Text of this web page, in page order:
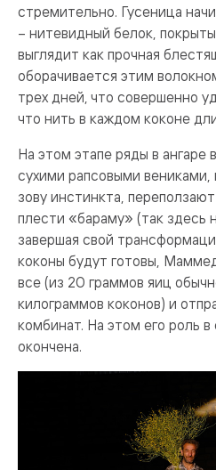
стремительно. Гусеница
– нитевидный белок,
выглядит как прочная
оборачивается этим
трех дней, что совершенно
что нить в каждом коконе
На этом этапе ряды в
сухими рапсовыми вениками,
зову инстинкта,
плести «бараму» (так здесь
завершая свой
коконы будут готовы,
все (из 20 граммов яиц
килограммов коконов) и
комбинат. На этом его роль в
окончена.